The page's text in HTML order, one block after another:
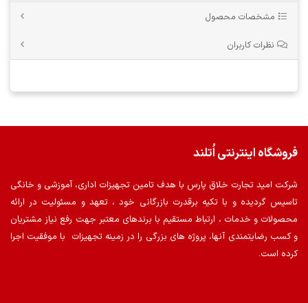
مشخصات محصول
نظرات کاربران
فروشگاه اینترنتی اُتلند
شرکت امید تجارت خلاق پارس با هدف تامین تجهیزات اداری، آموزشی و خانگی
تاسیس گردیده و با تکیه برقدرت بازرگانی خود ، تعهد و مسئولیت در ارائه
محصولات و خدمات ، ارتباط مستقیم با برندهای معتبر جهت رفع نیاز مشتریان
و کسب رضایتمندی آنها، پروژه های بزرگی را در زمینه تجهیزات با موفقیت اجرا
کرده است.